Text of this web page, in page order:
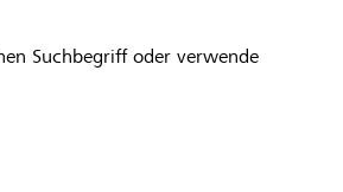
Suchbegriff oder verwende